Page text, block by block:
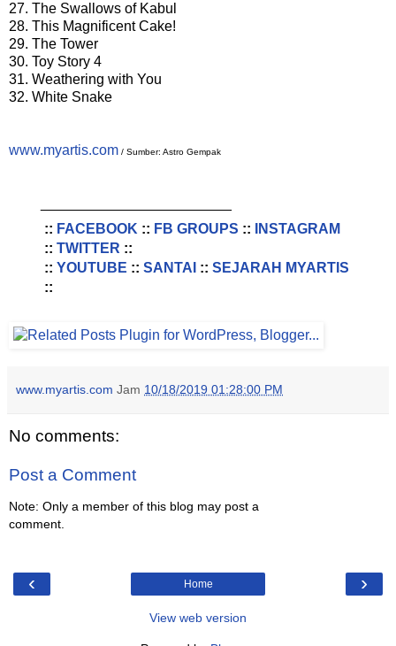
27. The Swallows of Kabul
28. This Magnificent Cake!
29. The Tower
30. Toy Story 4
31. Weathering with You
32. White Snake
www.myartis.com / Sumber: Astro Gempak
:: FACEBOOK :: FB GROUPS ::
INSTAGRAM
:: TWITTER ::
:: YOUTUBE :: SANTAI :: SEJARAH MYARTIS
::
www.myartis.com Jam 10/18/2019 01:28:00 PM
No comments:
Post a Comment
Note: Only a member of this blog may post a
comment.
‹ ›
Home
View web version